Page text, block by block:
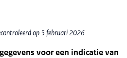
op 5 februari 2026
voor een indicatie van